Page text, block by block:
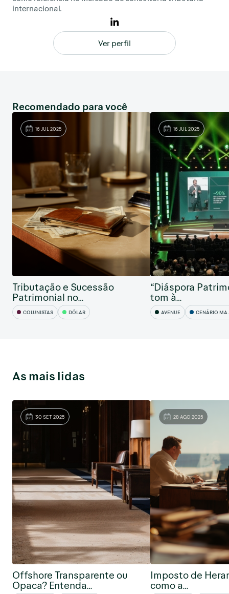
internacional.
Ver perfil
Recomendado para você
16 JUL 2025
Tributação e Sucessão
Patrimonial no…
COLUNISTAS DÓLAR
16 JUL 2025
“Diáspora
tom à…
AVENUE CENÁRIO MACRO
As mais lidas
30 SET 2025
Offshore Transparente ou
Opaca? Entenda…
28 AGO 2025
Imposto de
como a…